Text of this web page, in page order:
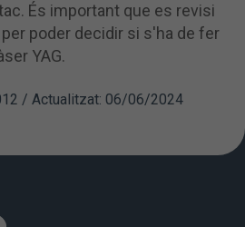
És important que es revisi
per poder decidir si s'ha de fer
YAG.
/ Actualitzat: 06/06/2024